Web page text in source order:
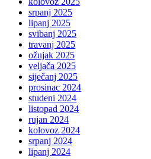
srpanj 2025
lipanj 2025
svibanj 2025
travanj 2025
ožujak 2025
veljača 2025
siječanj 2025
prosinac 2024
studeni 2024
listopad 2024
rujan 2024
kolovoz 2024
srpanj 2024
lipanj 2024